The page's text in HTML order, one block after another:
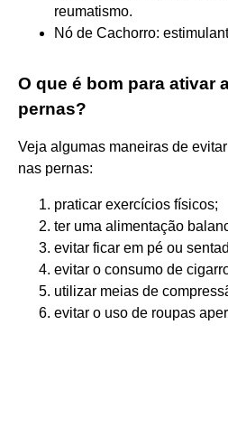
reumatismo.
Nó de Cachorro:
O que é bom para ativar
pernas?
Veja algumas maneiras de
nas pernas:
praticar exercícios físicos;
ter uma alimentação
evitar ficar em pé ou
evitar o consumo de
utilizar meias de
evitar o uso de roupas